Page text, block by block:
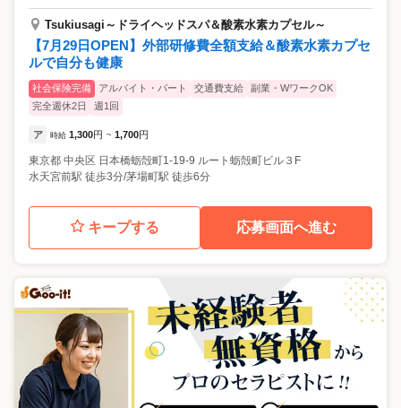
Tsukiusagi～ドライヘッドスパ＆酸素水素カプセル～
【7月29日OPEN】外部研修費全額支給＆酸素水素カプセ
ルで自分も健康
社会保険完備 アルバイト・パート 交通費支給
副業・WワークOK
完全週休2日
週1回
ア 時給 1,300円 ~ 1,700円
東京都 中央区 日本橋蛎殻町1-19-9 ルート蛎殻町ビル３F
水天宮前駅 徒歩3分/茅場町駅 徒歩6分
キープする 応募画面へ進む